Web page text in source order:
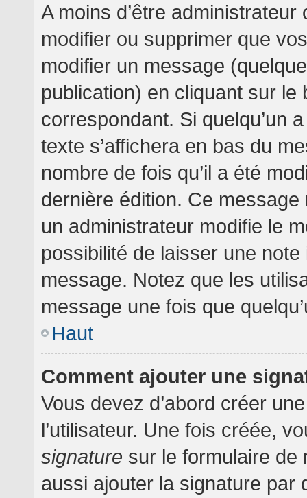
A moins d’être
modifier ou supprimer que
modifier un message
publication) en cliquant sur le
correspondant. Si quelqu’un
texte s’affichera en bas du
nombre de fois qu’il a été
dernière édition. Ce
un administrateur modifie le
possibilité de laisser une note
message. Notez que les
message une fois que
Haut
Comment ajouter une
Vous devez d’abord créer
l’utilisateur. Une fois créée,
signature sur le formulaire de
aussi ajouter la signature par